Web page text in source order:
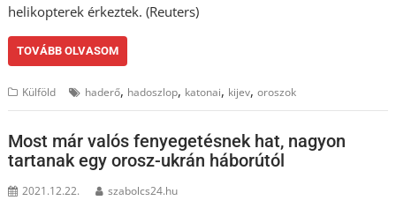
helikopterek érkeztek. (Reuters)
TOVÁBB OLVASOM
Külföld haderő, hadoszlop, katonai, kijev,oroszok
Most már valós fenyegetésnek hat, nagyon
tartanak egy orosz-ukrán háborútól
2021.12.22. szabolcs24.hu